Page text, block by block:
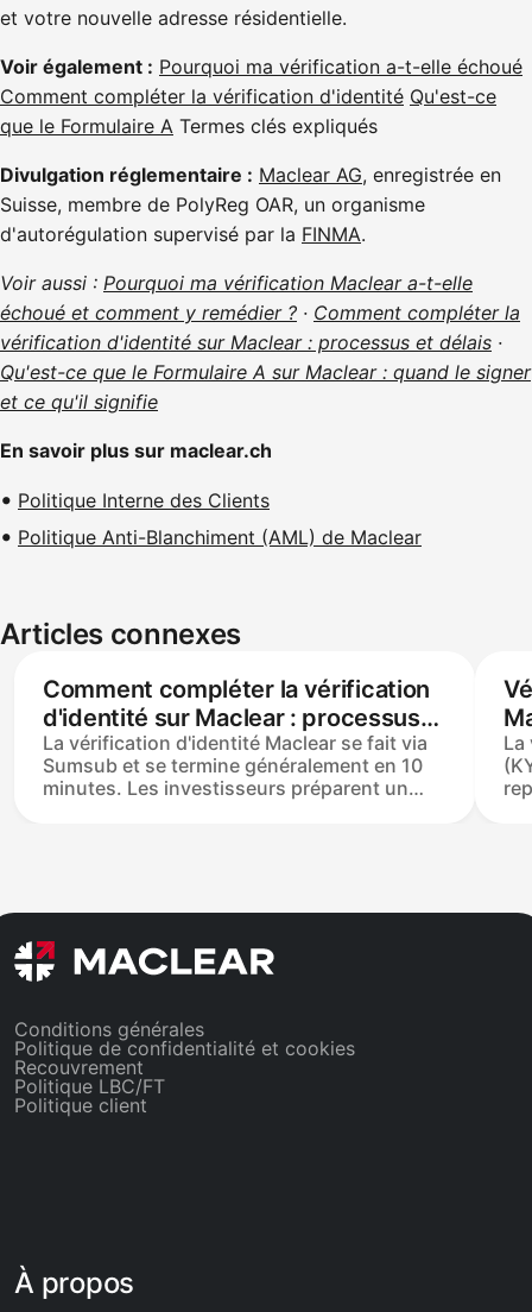
et votre nouvelle adresse résidentielle.
Voir également : Pourquoi ma vérification a-t-elle échoué
Comment compléter la vérification d'identité Qu'est-ce
que le Formulaire A Termes clés expliqués
Divulgation réglementaire : Maclear AG, enregistrée en
Suisse, membre de PolyReg OAR, un organisme
d'autorégulation supervisé par la FINMA.
Voir aussi : Pourquoi ma vérification Maclear a-t-elle
échoué et comment y remédier ? · Comment compléter la
vérification d'identité sur Maclear : processus et délais ·
Qu'est-ce que le Formulaire A sur Maclear : quand le signer
et ce qu'il signifie
En savoir plus sur maclear.ch
Politique Interne des Clients
Politique Anti-Blanchiment (AML) de Maclear
Articles connexes
Comment compléter la vérification
d'identité sur Maclear : processus
et délais
La vérification d'identité Maclear se fait via
Sumsub et se termine généralement en 10
minutes. Les investisseurs préparent un
selfie. L'approbation déclenche un e-mail ; la
preuve d'adresse est l'étape suivante.
La
Conditions générales
Politique de confidentialité et cookies
Recouvrement
Politique LBC/FT
Politique client
À propos